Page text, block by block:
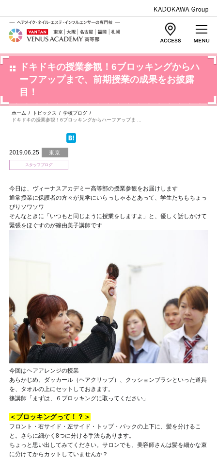
ドキドキの授業参観！6ブロッキングからハ
ーフアップまで、前期授業の成果をお披露
目！
ホーム / トピックス / 学校ブログ /
ドキドキの授業参観！6ブロッキングからハーフアップま ...
2019.06.25 東京
スタッフブログ
今日は、ヴィーナスアカデミー高等部の授業参観をお届けします
通常授業に保護者の方々が見学にいらっしゃるとあって、学生たちもちょっ
ぴりソワソワ
そんなときに「いつもと同じように授業をしますよ」と、優しく話しかけて
緊張をほぐすのが篠由美子講師です
今回はヘアアレンジの授業
あらかじめ、ダッカール（ヘアクリップ）、クッションブラシといった道具
を、タオルの上にセットしておきます。
篠講師「まずは、６ブロッキングに取ってください」
＜ブロッキングって！？＞
フロント・右サイド・左サイド・トップ・バックの上下に、髪を分けるこ
と。さらに細かく8つに分ける手法もあります。
ちょっと思い出してみてください。サロンでも、美容師さんは髪を細かな束
に分けてからカットしていませんか？